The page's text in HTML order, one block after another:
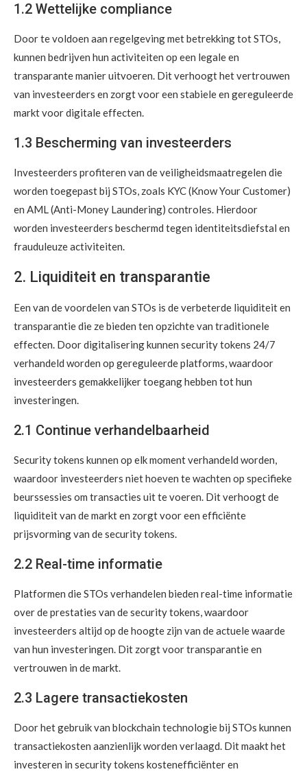
1.2 Wettelijke compliance
Door te voldoen aan regelgeving met betrekking tot STOs,
kunnen bedrijven hun activiteiten op een legale en
transparante manier uitvoeren. Dit verhoogt het vertrouwen
van investeerders en zorgt voor een stabiele en gereguleerde
markt voor digitale effecten.
1.3 Bescherming van investeerders
Investeerders profiteren van de veiligheidsmaatregelen die
worden toegepast bij STOs, zoals KYC (Know Your Customer)
en AML (Anti-Money Laundering) controles. Hierdoor
worden investeerders beschermd tegen identiteitsdiefstal en
frauduleuze activiteiten.
2. Liquiditeit en transparantie
Een van de voordelen van STOs is de verbeterde liquiditeit en
transparantie die ze bieden ten opzichte van traditionele
effecten. Door digitalisering kunnen security tokens 24/7
verhandeld worden op gereguleerde platforms, waardoor
investeerders gemakkelijker toegang hebben tot hun
investeringen.
2.1 Continue verhandelbaarheid
Security tokens kunnen op elk moment verhandeld worden,
waardoor investeerders niet hoeven te wachten op specifieke
beurssessies om transacties uit te voeren. Dit verhoogt de
liquiditeit van de markt en zorgt voor een efficiënte
prijsvorming van de security tokens.
2.2 Real-time informatie
Platformen die STOs verhandelen bieden real-time informatie
over de prestaties van de security tokens, waardoor
investeerders altijd op de hoogte zijn van de actuele waarde
van hun investeringen. Dit zorgt voor transparantie en
vertrouwen in de markt.
2.3 Lagere transactiekosten
Door het gebruik van blockchain technologie bij STOs kunnen
transactiekosten aanzienlijk worden verlaagd. Dit maakt het
investeren in security tokens kostenefficiënter en